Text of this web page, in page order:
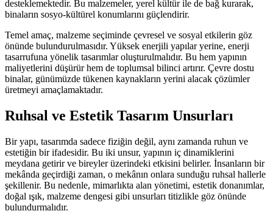
desteklemektedir. Bu malzemeler, yerel kültür ile de bağ kurarak,
binaların sosyo-kültürel konumlarını güçlendirir.
Temel amaç, malzeme seçiminde çevresel ve sosyal etkilerin göz
önünde bulundurulmasıdır. Yüksek enerjili yapılar yerine, enerji
tasarrufuna yönelik tasarımlar oluşturulmalıdır. Bu hem yapının
maliyetlerini düşürür hem de toplumsal bilinci artırır. Çevre dostu
binalar, günümüzde tükenen kaynakların yerini alacak çözümler
üretmeyi amaçlamaktadır.
Ruhsal ve Estetik Tasarım Unsurları
Bir yapı, tasarımda sadece fiziğin değil, aynı zamanda ruhun ve
estetiğin bir ifadesidir. Bu iki unsur, yapının iç dinamiklerini
meydana getirir ve bireyler üzerindeki etkisini belirler. İnsanların bir
mekânda geçirdiği zaman, o mekânın onlara sunduğu ruhsal hallerle
şekillenir. Bu nedenle, mimarlıkta alan yönetimi, estetik donanımlar,
doğal ışık, malzeme dengesi gibi unsurları titizlikle göz önünde
bulundurmalıdır.